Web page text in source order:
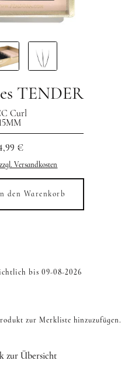
TENDER
Curl
€
zzgl. Versandkosten
den Warenkorb
bis 09-08-2026
zur Merkliste hinzuzufügen.
zur Übersicht